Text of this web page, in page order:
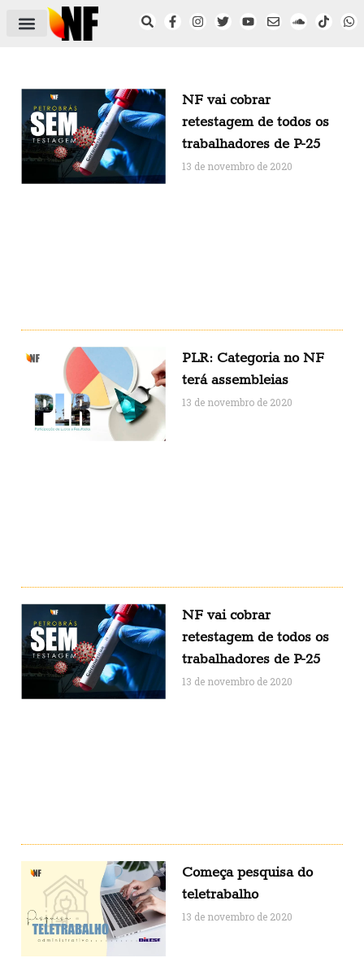
NF vai cobrar
retestagem de todos os
trabalhadores de P-25
13 de novembro de 2020
PLR: Categoria no NF
terá assembleias
13 de novembro de 2020
NF vai cobrar
retestagem de todos os
trabalhadores de P-25
13 de novembro de 2020
Começa pesquisa do
teletrabalho
13 de novembro de 2020